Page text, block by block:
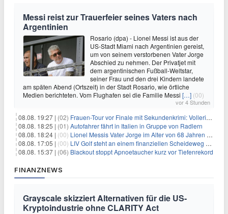
Messi reist zur Trauerfeier seines Vaters nach
Argentinien
Rosario (dpa) - Lionel Messi ist aus der
US-Stadt Miami nach Argentinien gereist,
um von seinem verstorbenen Vater Jorge
Abschied zu nehmen. Der Privatjet mit
dem argentinischen Fußball-Weltstar,
seiner Frau und den drei Kindern landete
am späten Abend (Ortszeit) in der Stadt Rosario, wie örtliche
Medien berichteten. Vom Flughafen sei die Familie Messi […] (00)
vor 4 Stunden
08.08. 19:27 | (02) Frauen-Tour vor Finale mit Sekundenkrimi: Vollering in Gelb
08.08. 18:25 | (01) Autofahrer fährt in Italien in Gruppe von Radlern
08.08. 18:24 | (00) Lionel Messis Vater Jorge im Alter von 68 Jahren gestorben
08.08. 17:05 | (00) LIV Golf steht an einem finanziellen Scheideweg auf der Suche nach neuen Investitionen
08.08. 15:37 | (06) Blackout stoppt Apnoetaucher kurz vor Tiefenrekord
FINANZNEWS
Grayscale skizziert Alternativen für die US-
Kryptoindustrie ohne CLARITY Act